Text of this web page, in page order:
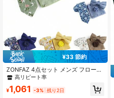
¥33 節約
ZONFAZ 4点セット メンズ フローラ
ル ネクタイ 無地 蝶ネクタイ ポケッ
に優しい ファッションコンボセット
高リピート率
¥1,061 -3% 残り2日